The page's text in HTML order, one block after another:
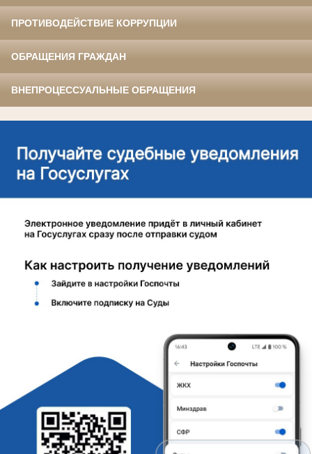
ПРОТИВОДЕЙСТВИЕ КОРРУПЦИИ
ОБРАЩЕНИЯ ГРАЖДАН
ВНЕПРОЦЕССУАЛЬНЫЕ ОБРАЩЕНИЯ